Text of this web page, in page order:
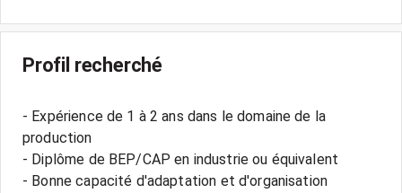
Profil recherché
- Expérience de 1 à 2 ans dans le domaine de la
production
- Diplôme de BEP/CAP en industrie ou équivalent
- Bonne capacité d'adaptation et d'organisation